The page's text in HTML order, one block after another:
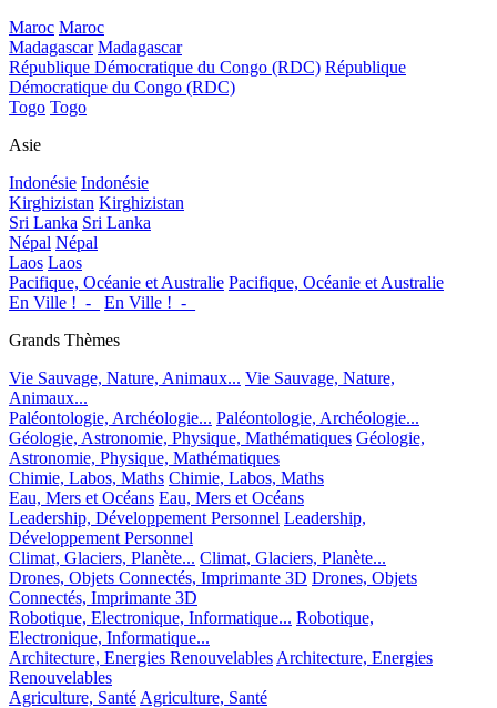
Maroc Maroc
Madagascar Madagascar
République Démocratique du Congo (RDC) République
Démocratique du Congo (RDC)
Togo Togo
Asie
Indonésie Indonésie
Kirghizistan Kirghizistan
Sri Lanka Sri Lanka
Népal Népal
Laos Laos
Pacifique, Océanie et Australie Pacifique, Océanie et Australie
En Ville !_-_
En Ville !_-_
Grands Thèmes
Vie Sauvage, Nature, Animaux... Vie Sauvage, Nature,
Animaux...
Paléontologie, Archéologie... Paléontologie, Archéologie...
Géologie, Astronomie, Physique, Mathématiques Géologie,
Astronomie, Physique, Mathématiques
Chimie, Labos, Maths Chimie, Labos, Maths
Eau, Mers et Océans Eau, Mers et Océans
Leadership, Développement Personnel Leadership,
Développement Personnel
Climat, Glaciers, Planète... Climat, Glaciers, Planète...
Drones, Objets Connectés, Imprimante 3D Drones, Objets
Connectés, Imprimante 3D
Robotique, Electronique, Informatique... Robotique,
Electronique, Informatique...
Architecture, Energies Renouvelables Architecture, Energies
Renouvelables
Agriculture, Santé Agriculture, Santé